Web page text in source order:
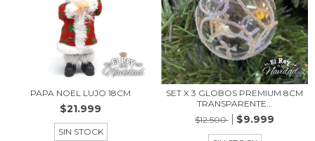
PAPA NOEL LUJO 18CM
$21.999
SIN STOCK
SET X 3 GLOBOS PREMIUM 8CM
TRANSPARENTE...
$12.500
$9.999